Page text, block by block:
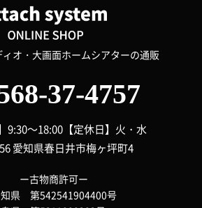
オ・大画面ホームシアターの通販
37-4757
9:30～18:00【定休日】火・水
愛知県春日井市梅ヶ坪町4
ー古物商許可ー
県 第542541904400号